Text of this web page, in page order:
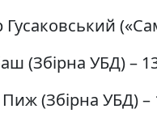
(Збірна УБД) –
(Збірна УБД) –